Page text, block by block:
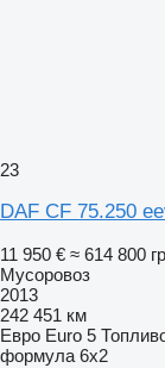
23
DAF CF 75.250
11 950 € ≈ 614 800
Мусоровоз
2013
242 451 км
Евро Euro 5
формула 6x2